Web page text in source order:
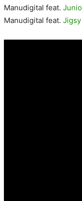
Manudigital feat.
Manudigital feat.